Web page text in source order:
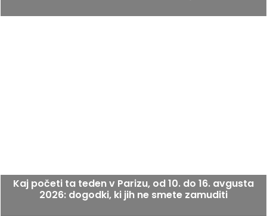
Kaj početi ta teden v Parizu, od 10. do 16. avgusta
2026: dogodki, ki jih ne smete zamuditi